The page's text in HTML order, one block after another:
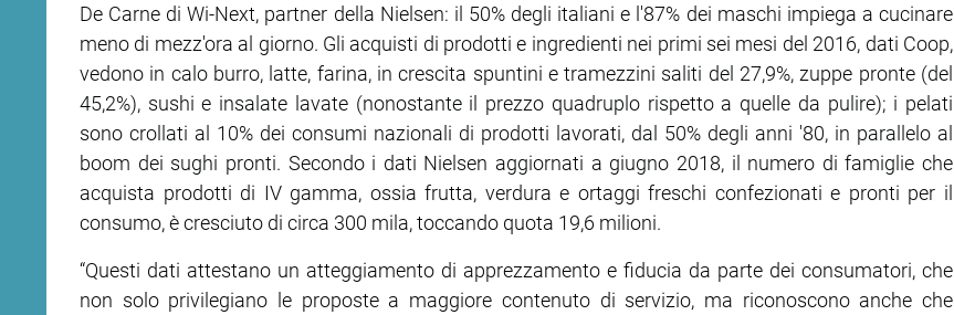
De Carne di Wi-Next, partner della Nielsen: il 50% degli italiani e l'87% dei maschi impiega a cucinare
meno di mezz'ora al giorno. Gli acquisti di prodotti e ingredienti nei primi sei mesi del 2016, dati Coop,
vedono in calo burro, latte, farina, in crescita spuntini e tramezzini saliti del 27,9%, zuppe pronte (del
45,2%), sushi e insalate lavate (nonostante il prezzo quadruplo rispetto a quelle da pulire); i pelati
sono crollati al 10% dei consumi nazionali di prodotti lavorati, dal 50% degli anni '80, in parallelo al
boom dei sughi pronti. Secondo i dati Nielsen aggiornati a giugno 2018, il numero di famiglie che
acquista prodotti di IV gamma, ossia frutta, verdura e ortaggi freschi confezionati e pronti per il
consumo, è cresciuto di circa 300 mila, toccando quota 19,6 milioni.
“Questi dati attestano un atteggiamento di apprezzamento e fiducia da parte dei consumatori, che
non solo privilegiano le proposte a maggiore contenuto di servizio, ma riconoscono anche che